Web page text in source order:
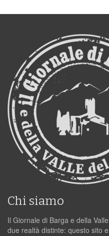
Chi siamo
Il Giornale di Barga e della
due realtà distinte: questo sito